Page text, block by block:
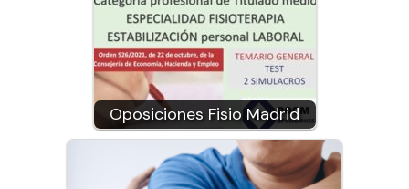
Oposiciones Fisio Madrid